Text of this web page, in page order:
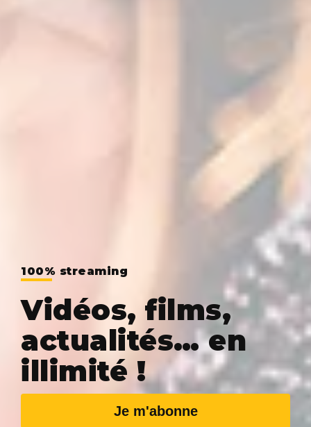
100% streaming
Vidéos, films,
actualités… en
illimité !
Je m'abonne